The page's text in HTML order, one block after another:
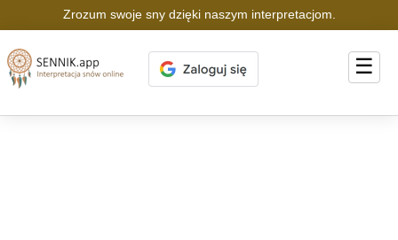
Zrozum swoje sny dzięki naszym interpretacjom.
☰